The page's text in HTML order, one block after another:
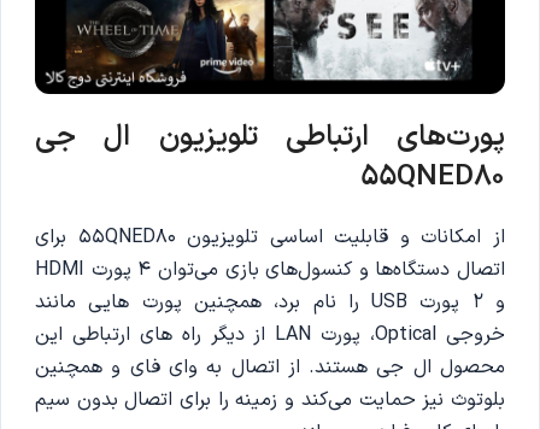
پورت‌های ارتباطی تلویزیون ال جی
55QNED80
از امکانات و قابلیت اساسی تلویزیون 55QNED80 برای
اتصال دستگاه‌ها و کنسول‌های بازی می‌توان 4 پورت HDMI
و 2 پورت USB را نام برد، همچنین پورت هایی مانند
خروجی Optical، پورت LAN از دیگر راه های ارتباطی این
محصول ال جی هستند. از اتصال به وای فای و همچنین
بلوتوث نیز حمایت می‌کند و زمینه را برای اتصال بدون سیم